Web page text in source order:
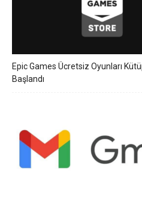
Epic Games Ücretsiz Oyunları
Başlandı